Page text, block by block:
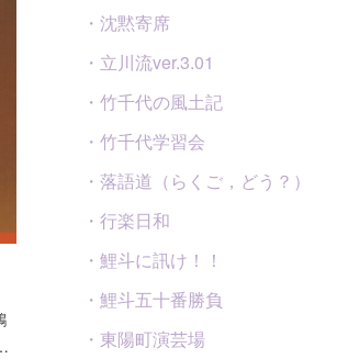
・沈黙寄席
・立川流ver.3.01
・竹千代の風土記
・竹千代学習会
・落語道（らくご，どう？）
・行楽日和
・鯉斗に訊け！！
・鯉斗五十番勝負
・東陽町演芸場